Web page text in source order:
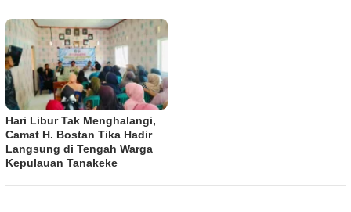
Hari Libur Tak Menghalangi,
Camat H. Bostan Tika Hadir
Langsung di Tengah Warga
Kepulauan Tanakeke